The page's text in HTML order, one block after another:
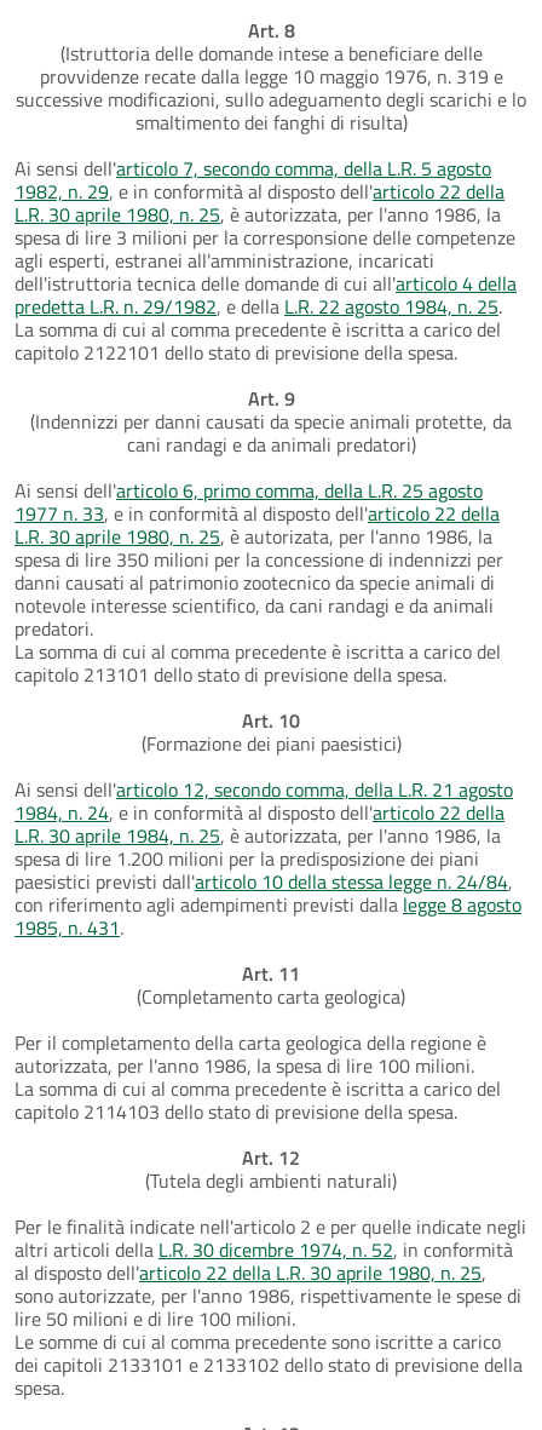
Art. 8
(Istruttoria delle domande intese a beneficiare delle
provvidenze recate dalla legge 10 maggio 1976, n. 319 e
successive modificazioni, sullo adeguamento degli scarichi e lo
smaltimento dei fanghi di risulta)
Ai sensi dell'articolo 7, secondo comma, della L.R. 5 agosto
1982, n. 29, e in conformità al disposto dell'articolo 22 della
L.R. 30 aprile 1980, n. 25, è autorizzata, per l'anno 1986, la
spesa di lire 3 milioni per la corresponsione delle competenze
agli esperti, estranei all'amministrazione, incaricati
dell'istruttoria tecnica delle domande di cui all'articolo 4 della
predetta L.R. n. 29/1982, e della L.R. 22 agosto 1984, n. 25.
La somma di cui al comma precedente è iscritta a carico del
capitolo 2122101 dello stato di previsione della spesa.
Art. 9
(Indennizzi per danni causati da specie animali protette, da
cani randagi e da animali predatori)
Ai sensi dell'articolo 6, primo comma, della L.R. 25 agosto
1977 n. 33, e in conformità al disposto dell'articolo 22 della
L.R. 30 aprile 1980, n. 25, è autorizata, per l'anno 1986, la
spesa di lire 350 milioni per la concessione di indennizzi per
danni causati al patrimonio zootecnico da specie animali di
notevole interesse scientifico, da cani randagi e da animali
predatori.
La somma di cui al comma precedente è iscritta a carico del
capitolo 213101 dello stato di previsione della spesa.
Art. 10
(Formazione dei piani paesistici)
Ai sensi dell'articolo 12, secondo comma, della L.R. 21 agosto
1984, n. 24, e in conformità al disposto dell'articolo 22 della
L.R. 30 aprile 1984, n. 25, è autorizzata, per l'anno 1986, la
spesa di lire 1.200 milioni per la predisposizione dei piani
paesistici previsti dall'articolo 10 della stessa legge n. 24/84,
con riferimento agli adempimenti previsti dalla legge 8 agosto
1985, n. 431.
Art. 11
(Completamento carta geologica)
Per il completamento della carta geologica della regione è
autorizzata, per l'anno 1986, la spesa di lire 100 milioni.
La somma di cui al comma precedente è iscritta a carico del
capitolo 2114103 dello stato di previsione della spesa.
Art. 12
(Tutela degli ambienti naturali)
Per le finalità indicate nell'articolo 2 e per quelle indicate negli
altri articoli della L.R. 30 dicembre 1974, n. 52, in conformità
al disposto dell'articolo 22 della L.R. 30 aprile 1980, n. 25,
sono autorizzate, per l'anno 1986, rispettivamente le spese di
lire 50 milioni e di lire 100 milioni.
Le somme di cui al comma precedente sono iscritte a carico
dei capitoli 2133101 e 2133102 dello stato di previsione della
spesa.